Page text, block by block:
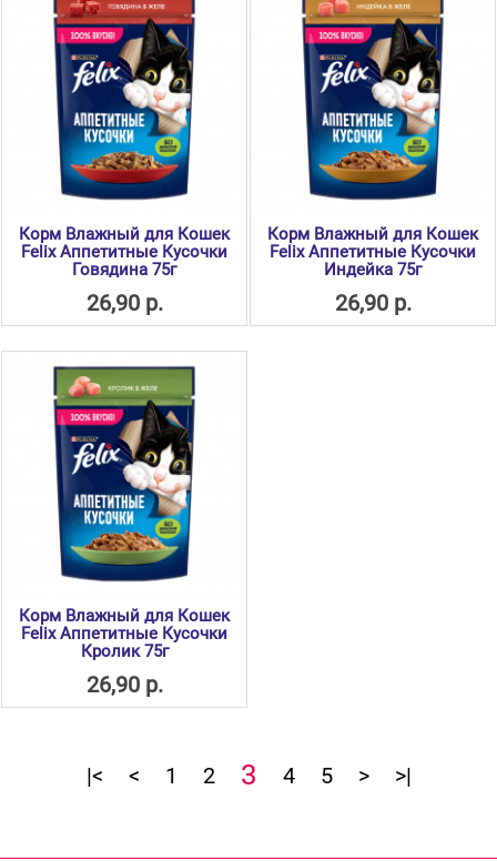
Корм Влажный для Кошек
Felix Аппетитные Кусочки
Говядина 75г
26,90 р.
Корм Влажный для Кошек
Felix Аппетитные Кусочки
Индейка 75г
26,90 р.
Корм Влажный для Кошек
Felix Аппетитные Кусочки
Кролик 75г
26,90 р.
|< < 1 2 3 4 5 > >|